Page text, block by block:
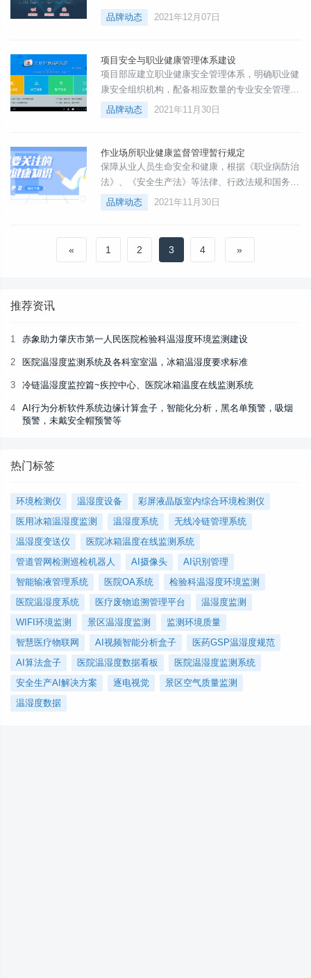
品牌动态 2021年12月07日
项目安全与职业健康管理体系建设
项目部应建立职业健康安全管理体系，明确职业健
康安全组织机构，配备相应数量的专业安全管理人
员。项目专业安全管理人员的配备标准：
品牌动态 2021年11月30日
作业场所职业健康监督管理暂行规定
保障从业人员生命安全和健康，根据《职业病防治
法》、《安全生产法》等法律、行政法规和国务院
有关职业健康监督检查职责调整的规定，制定本规
定。
品牌动态 2021年11月30日
« 1 2 3 4 »
推荐资讯
1 赤象助力肇庆市第一人民医院检验科温湿度环境监测建设
2 医院温湿度监测系统及各科室室温，冰箱温湿度要求标准
3 冷链温湿度监控篇~疾控中心、医院冰箱温度在线监测系统
4
AI行为分析软件系统边缘计算盒子，智能化分析，黑名单预警，吸烟
预警，未戴安全帽预警等
热门标签
环境检测仪 温湿度设备
彩屏液晶版室内综合环境检测仪
医用冰箱温湿度监测
温湿度系统
无线冷链管理系统
温湿度变送仪
医院冰箱温度在线监测系统
管道管网检测巡检机器人
AI摄像头
AI识别管理
智能输液管理系统
医院OA系统
检验科温湿度环境监测
医院温湿度系统
医疗废物追溯管理平台
温湿度监测
WIFI环境监测
景区温湿度监测
监测环境质量
智慧医疗物联网
AI视频智能分析盒子
医药GSP温湿度规范
AI算法盒子
医院温湿度数据看板
医院温湿度监测系统
安全生产AI解决方案
逐电视觉
景区空气质量监测
温湿度数据